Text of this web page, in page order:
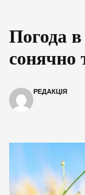
Погода
сонячно
РЕДАКЦІЯ